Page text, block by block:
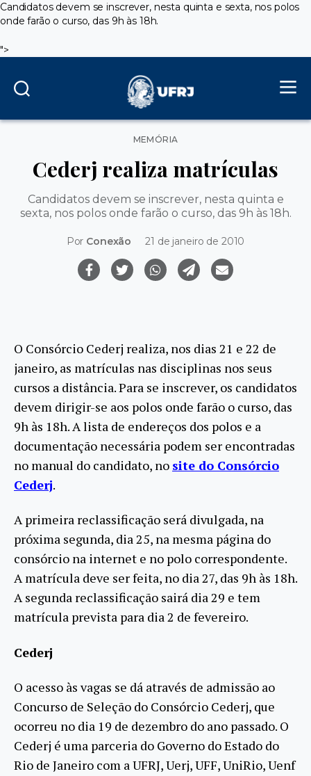
Candidatos devem se inscrever, nesta quinta e sexta, nos polos
onde farão o curso, das 9h às 18h.
">
Categorias
MEMÓRIA
Cederj realiza matrículas
Candidatos devem se inscrever, nesta quinta e
sexta, nos polos onde farão o curso, das 9h às 18h.
Por Conexão 21 de janeiro de 2010
O Consórcio Cederj realiza, nos dias 21 e 22 de
janeiro, as matrículas nas disciplinas nos seus
cursos a distância. Para se inscrever, os candidatos
devem dirigir-se aos polos onde farão o curso, das
9h às 18h. A lista de endereços dos polos e a
documentação necessária podem ser encontradas
no manual do candidato, no site do Consórcio
Cederj.
A primeira reclassificação será divulgada, na
próxima segunda, dia 25, na mesma página do
consórcio na internet e no polo correspondente.
A matrícula deve ser feita, no dia 27, das 9h às 18h.
A segunda reclassificação sairá dia 29 e tem
matrícula prevista para dia 2 de fevereiro.
Cederj
O acesso às vagas se dá através de admissão ao
Concurso de Seleção do Consórcio Cederj, que
ocorreu no dia 19 de dezembro do ano passado. O
Cederj é uma parceria do Governo do Estado do
Rio de Janeiro com a UFRJ, Uerj, UFF, UniRio, Uenf